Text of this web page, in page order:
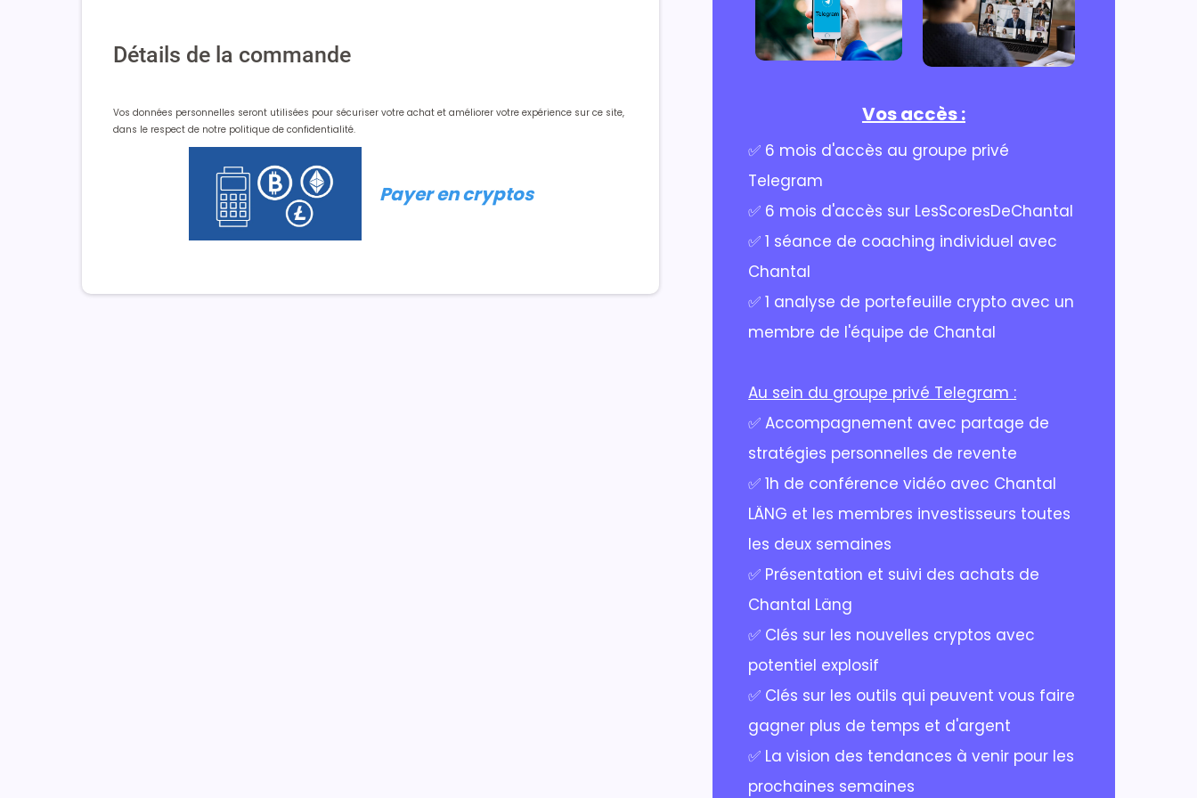
Détails de la commande
Vos données personnelles seront utilisées pour sécuriser votre achat et améliorer votre expérience sur ce site,
dans le respect de notre politique de confidentialité.
Payer en cryptos
Vos accès :
✅ 6 mois d'accès au groupe privé
Telegram
✅ 6 mois d'accès sur LesScoresDeChantal
✅ 1 séance de coaching individuel avec
Chantal
✅ 1 analyse de portefeuille crypto avec un
membre de l'équipe de Chantal
Au sein du groupe privé Telegram :
✅ Accompagnement avec partage de
stratégies personnelles de revente
✅ 1h de conférence vidéo avec Chantal
LÄNG et les membres investisseurs toutes
les deux semaines
✅ Présentation et suivi des achats de
Chantal Läng
✅ Clés sur les nouvelles cryptos avec
potentiel explosif
✅ Clés sur les outils qui peuvent vous faire
gagner plus de temps et d'argent
✅ La vision des tendances à venir pour les
prochaines semaines